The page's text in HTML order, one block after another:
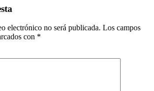
electrónico no será publicada. Los campos
con *